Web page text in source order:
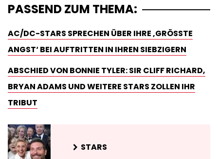
PASSEND ZUM THEMA:
AC/DC-STARS SPRECHEN ÜBER IHRE ‚GRÖSSTE A
NGST‘ BEI AUFTRITTEN IN IHREN SIEBZIGERN
ABSCHIED VON BONNIE TYLER: SIR CLIFF RICHARD,
BRYAN ADAMS UND WEITERE STARS ZOLLEN IHR
TRIBUT
STARS